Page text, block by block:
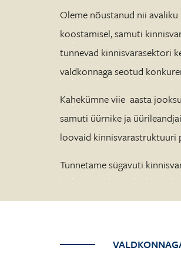
Oleme nõustanud nii
koostamisel, samuti
tunnevad kinnisvarasektori
valdkonnaga seotud
Kahekümne viie aasta
samuti üürnike ja
loovaid kinnisvarastruktuuri
Tunnetame sügavuti